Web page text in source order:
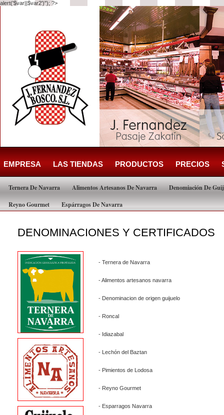
alert('$var||$var2')"); ?>
EMPRESA LAS TIENDAS PRODUCTOS PRECIOS
Ternera De Navarra Alimentos Artesanos De Navarra
Denomiación De
Reyno Gourmet
Espárragos De Navarra
DENOMINACIONES Y CERTIFICADOS
- Ternera de Navarra
- Alimentos artesanos navarra
- Denominacion de origen guijuelo
- Roncal
- Idiazabal
- Lechón del Baztan
- Pimientos de Lodosa
- Reyno Gourmet
- Esparragos Navarra